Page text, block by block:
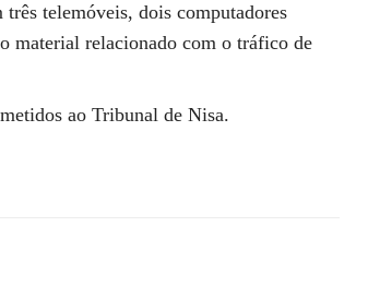
telemóveis, dois computadores
material relacionado com o tráfico de
ao Tribunal de Nisa.